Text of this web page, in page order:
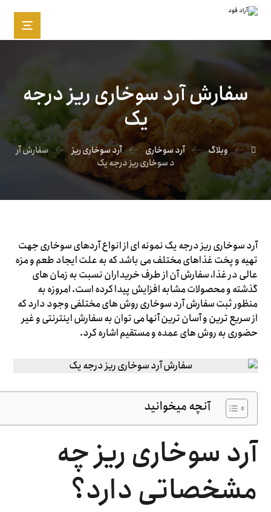
سفارش آرد سوخاری ریز درجه
یک
وبلاگ آرد سوخاری آرد سوخاری ریز
سفارش آر
د سوخاری ریز درجه یک
آرد سوخاری ریز درجه یک نمونه ای از انواع آردهای سوخاری جهت
تهیه و پخت غذاهای مختلف می باشد که به علت ایجاد طعم و مزه
عالی در غذا، سفارش آن از طرف خریداران نسبت به زمان های
گذشته و محصولات مشابه افزایش پیدا کرده است. امروزه به
منظور ثبت سفارش آرد سوخاری روش های مختلفی وجود دارد که
از سریع ترین و آسان ترین آنها می توان به سفارش اینترنتی و غیر
حضوری به روش های عمده و مستقیم اشاره کرد.
آنچه میخوانید
آرد سوخاری ریز چه
مشخصاتی دارد؟